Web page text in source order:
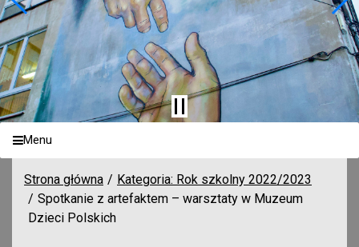
Menu
Strona główna
Kategoria: Rok szkolny 2022/2023
Spotkanie z artefaktem – warsztaty w Muzeum
Dzieci Polskich